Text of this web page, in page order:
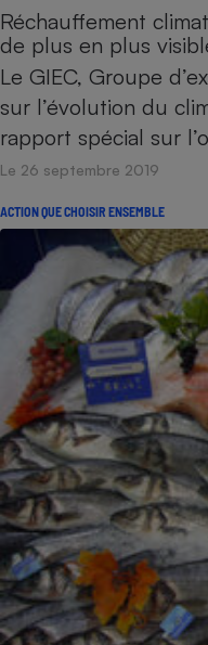
Réchauffement
de plus en plus
Le GIEC, Groupe
sur l’évolution du
rapport spécial sur
Le 26 septembre 2019
ACTION QUE CHOISIR ENSEMBLE